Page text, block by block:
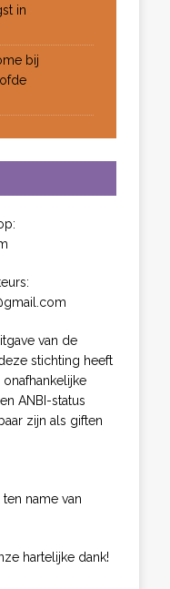
in
bij
van de
stichting heeft
ANBI-status
zijn als giften
name van
hartelijke dank!